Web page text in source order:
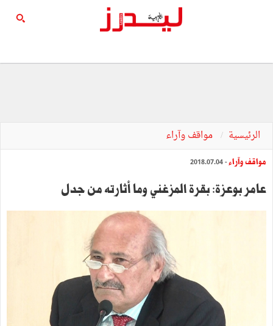
الرئيسية مواقف وآراء
مواقف وآراء- 2018.07.04
عامر بوعزة: بقرة المزغني وما أثارته من جدل